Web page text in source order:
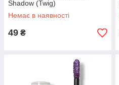
Shadow (Twig)
Немає в наявності
49 ₴